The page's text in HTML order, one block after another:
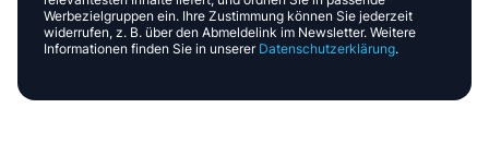
Werbezielgruppen ein. Ihre Zustimmung können Sie jederzeit
widerrufen, z. B. über den Abmeldelink im Newsletter. Weitere
Informationen finden Sie in unserer Datenschutzerklärung.